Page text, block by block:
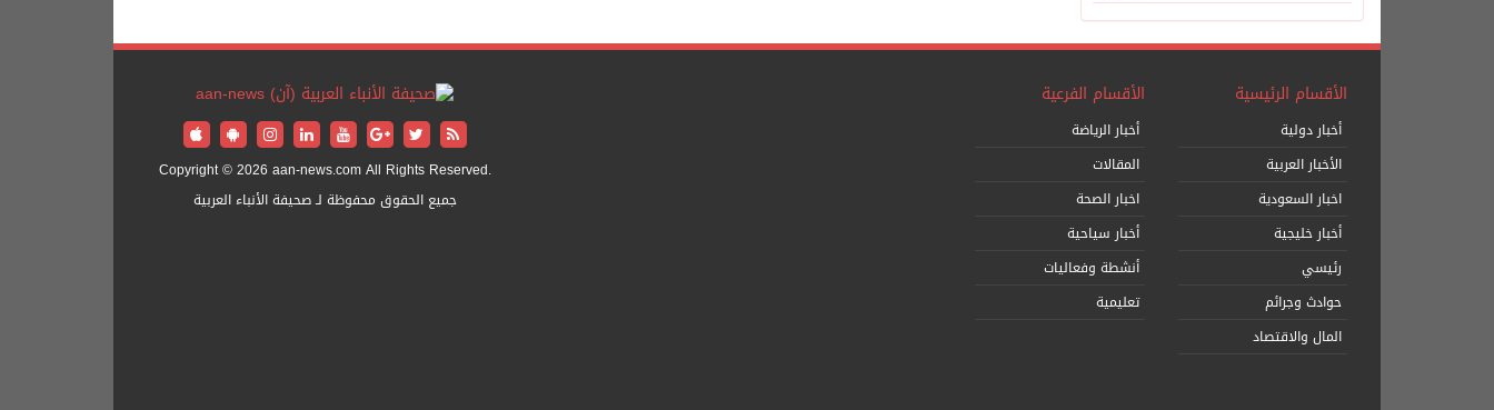
الأقسام الرئيسية
أخبار دولية
الأخبار العربية
اخبار السعودية
أخبار خليجية
رئيسي
حوادث وجرائم
المال والاقتصاد
الأقسام الفرعية
أخبار الرياضة
المقالات
اخبار الصحة
أخبار سياحية
أنشطة وفعاليات
تعليمية
Copyright © 2026 aan-news.com All Rights Reserved.
جميع الحقوق محفوظة لـ صحيفة الأنباء العربية